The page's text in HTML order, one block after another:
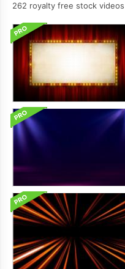
262 royalty free stock